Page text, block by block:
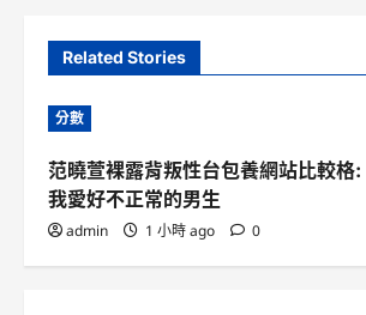
Related Stories
分數
范曉萱裸露背叛性台包養網站比較格:
我愛好不正常的男生
admin 1 小時 ago 0